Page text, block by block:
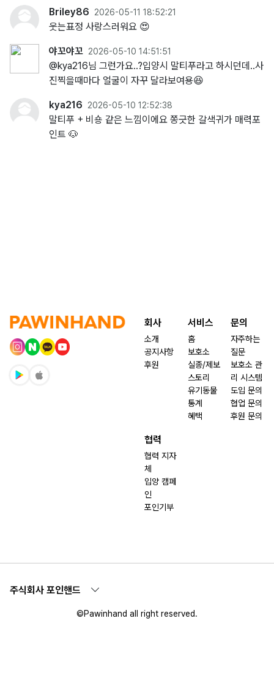
Briley86 2026-05-11 18:52:21
웃는표정 사랑스러워요 😍
야꼬야꼬 2026-05-10 14:51:51
@kya216님 그런가요..?입양시 말티푸라고 하시던데..사
진찍을때마다 얼굴이 자꾸 달라보여용😆
kya216 2026-05-10 12:52:38
말티푸 + 비숑 같은 느낌이에요 쫑긋한 갈색귀가 매력포
인트 🐶
회사
소개
공지사항
후원
서비스
홈
보호소
실종/제보
스토리
유기동물
통계
혜택
문의
자주하는
질문
보호소 관
리 시스템
도입 문의
협업 문의
후원 문의
협력
협력 지자
체
입양 캠페
인
포인기부
주식회사 포인핸드
©Pawinhand all right reserved.